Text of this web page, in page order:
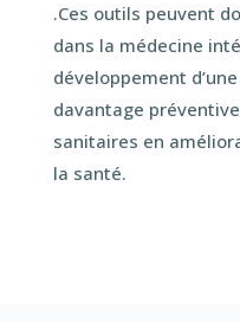
.Ces outils peuvent
dans la médecine
développement
davantage
sanitaires en
la santé.